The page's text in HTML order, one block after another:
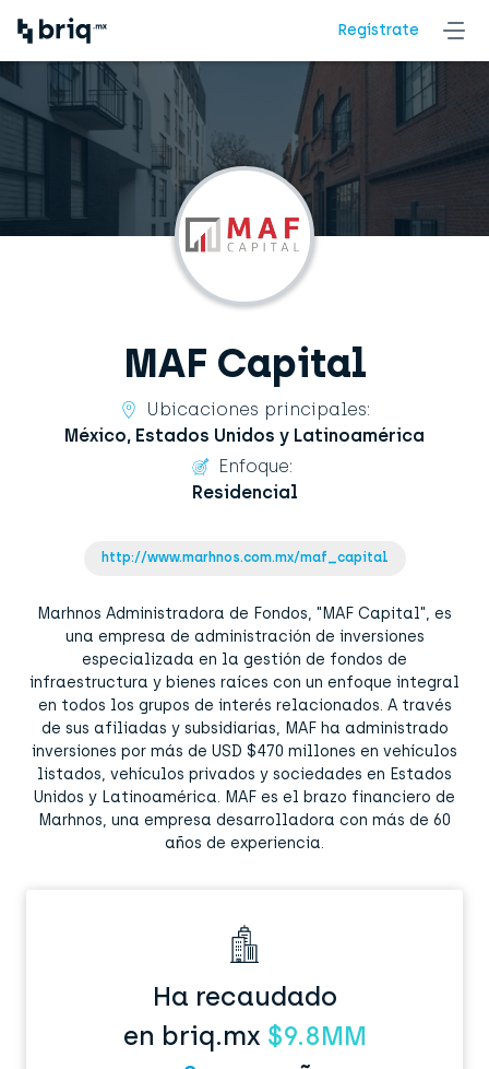
Regístrate
MAF Capital
Ubicaciones principales:
México, Estados Unidos y Latinoamérica
Enfoque:
Residencial
http://www.marhnos.com.mx/maf_capital
Marhnos Administradora de Fondos, "MAF Capital", es
una empresa de administración de inversiones
especializada en la gestión de fondos de
infraestructura y bienes raíces con un enfoque integral
en todos los grupos de interés relacionados. A través
de sus afiliadas y subsidiarias, MAF ha administrado
inversiones por más de USD $470 millones en vehículos
listados, vehículos privados y sociedades en Estados
Unidos y Latinoamérica. MAF es el brazo financiero de
Marhnos, una empresa desarrolladora con más de 60
años de experiencia.
Ha recaudado
en briq.mx $9.8MM